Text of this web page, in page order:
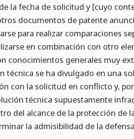
la fecha de solicitud y [cuyo
documentos de patente
para realizar comparaciones
en combinación con otro
conocimientos generales muy
técnica se ha divulgado en una
con la solicitud en conflicto y,
técnica supuestamente
del alcance de la protección de
la admisibilidad de la